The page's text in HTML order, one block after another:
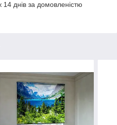
днів за домовленістю